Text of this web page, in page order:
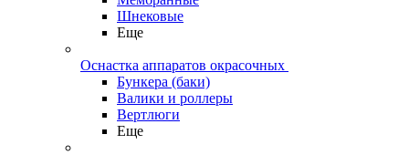
Шнековые
Еще
Оснастка аппаратов окрасочных
Бункера (баки)
Валики и роллеры
Вертлюги
Еще